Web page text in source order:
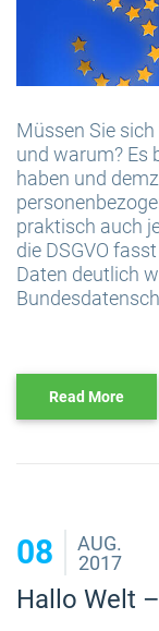
Müssen Sie
und warum? Es
haben und
praktisch auch
die DSGVO
Daten deutlich
Read More
08
AUG.
2017
Hallo Welt